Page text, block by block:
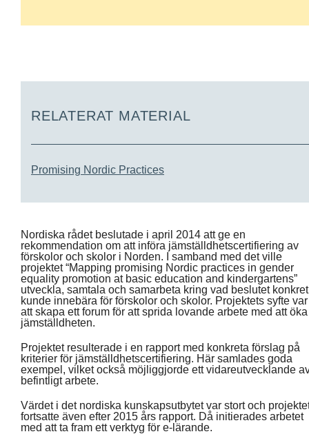
Nordiska rådet beslutade i april 2014 att ge en
rekommendation om att införa jämställdhetscertifiering av
förskolor och skolor i Norden. I samband med det ville
projektet “Mapping promising Nordic practices in gender
equality promotion at basic education and kindergartens”
utveckla, samtala och samarbeta kring vad beslutet konkret
kunde innebära för förskolor och skolor. Projektets syfte var
att skapa ett forum för att sprida lovande arbete med att öka
jämställdheten.
Projektet resulterade i en rapport med konkreta förslag på
kriterier för jämställdhetscertifiering. Här samlades goda
exempel, vilket också möjliggjorde ett vidareutvecklande
befintligt arbete.
Värdet i det nordiska kunskapsutbytet var stort och
fortsatte även efter 2015 års rapport. Då initierades arbetet
med att ta fram ett verktyg för e-lärande.
RELATERAT MATERIAL
Promising Nordic Practices